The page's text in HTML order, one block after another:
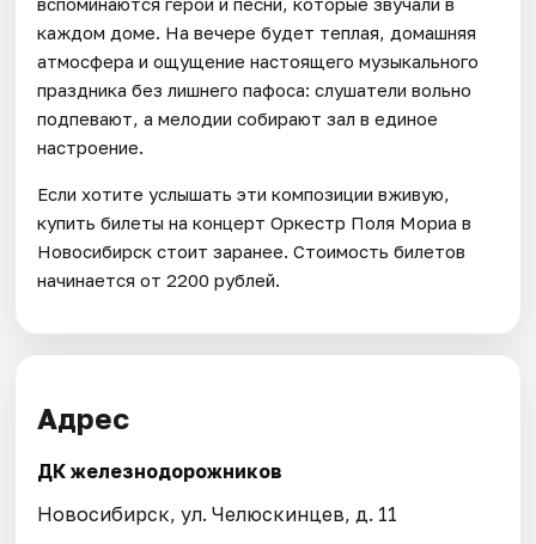
каждом доме. На вечере будет теплая, домашняя
атмосфера и ощущение настоящего музыкального
праздника без лишнего пафоса: слушатели вольно
подпевают, а мелодии собирают зал в единое
настроение.
Если хотите услышать эти композиции вживую,
купить билеты на концерт Оркестр Поля Мориа в
Новосибирск стоит заранее. Стоимость билетов
начинается от 2200 рублей.
Адрес
ДК железнодорожников
Новосибирск, ул. Челюскинцев, д. 11